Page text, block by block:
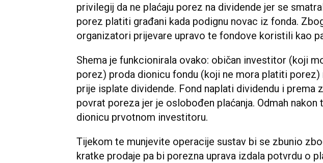
privilegij da ne plaćaju porez na dividende jer se
porez platiti građani kada podignu novac iz fonda.
organizatori prijevare upravo te fondove koristili kao
Shema je funkcionirala ovako: običan investitor (koji
porez) proda dionicu fondu (koji ne mora platiti porez)
prije isplate dividende. Fond naplati dividendu i prema
povrat poreza jer je oslobođen plaćanja. Odmah nakon
dionicu prvotnom investitoru.
Tijekom te munjevite operacije sustav bi se zbunio
kratke prodaje pa bi porezna uprava izdala potvrdu o